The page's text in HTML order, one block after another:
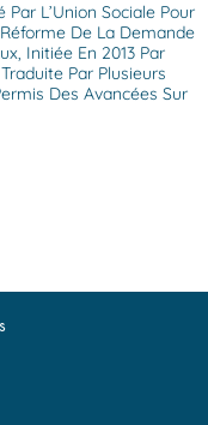
L’Union Sociale Pour
De La Demande
Initiée En 2013 Par
Par Plusieurs
Des Avancées Sur